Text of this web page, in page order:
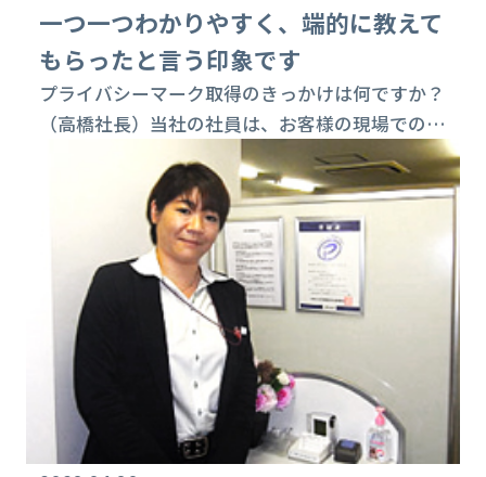
一つ一つわかりやすく、端的に教えて
もらったと言う印象です
プライバシーマーク取得のきっかけは何ですか？
（高橋社長）当社の社員は、お客様の現場での開
発業務が多いのでセキュリティに対しての意識は
それぞれのお客様から教育を受けており高い事は
わかっていました。毎月１回、社員を集めて、報
告会も開催しており、その際にお客様側でのセ
キュリティ対策の話もしていますし、お客様が来
社され、セキュリティ監査も受けています。しか
し、今後は受け身ではなく、当社としても積極的
で継...